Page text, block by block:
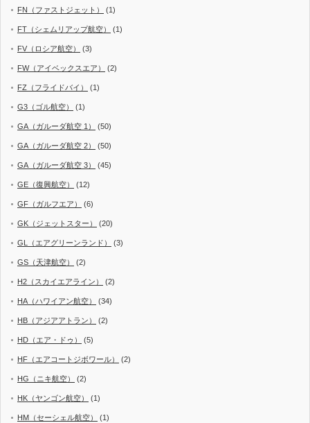
FN（ファストジェット） (1)
FT（シェムリアップ航空） (1)
FV（ロシア航空） (3)
FW（アイベックスエア） (2)
FZ（フライドバイ） (1)
G3（ゴル航空） (1)
GA（ガルーダ航空 1） (50)
GA（ガルーダ航空 2） (50)
GA（ガルーダ航空 3） (45)
GE（復興航空） (12)
GF（ガルフエア） (6)
GK（ジェットスター） (20)
GL（エアグリーンランド） (3)
GS（天津航空） (2)
H2（スカイエアライン） (2)
HA（ハワイアン航空） (34)
HB（アジアアトラン） (2)
HD（エア・ドゥ） (5)
HF（エアコートジボワール） (2)
HG（ニキ航空） (2)
HK（ヤンゴン航空） (1)
HM（セーシェル航空） (1)